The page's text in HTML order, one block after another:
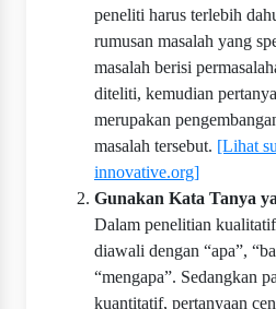
peneliti harus terlebih
rumusan masalah yang
masalah berisi
diteliti, kemudian
merupakan
masalah tersebut. [Lihat
innovative.org]
Gunakan Kata Tanya
Dalam penelitian
diawali dengan “apa”,
“mengapa”. Sedangkan
kuantitatif, pertanyaan